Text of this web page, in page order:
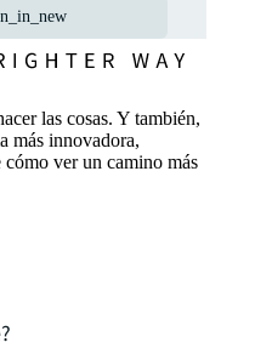
las cosas. Y también,
más innovadora,
ver un camino más